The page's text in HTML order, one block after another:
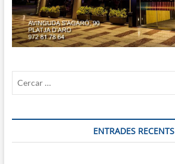
ENTRADES RECENTS